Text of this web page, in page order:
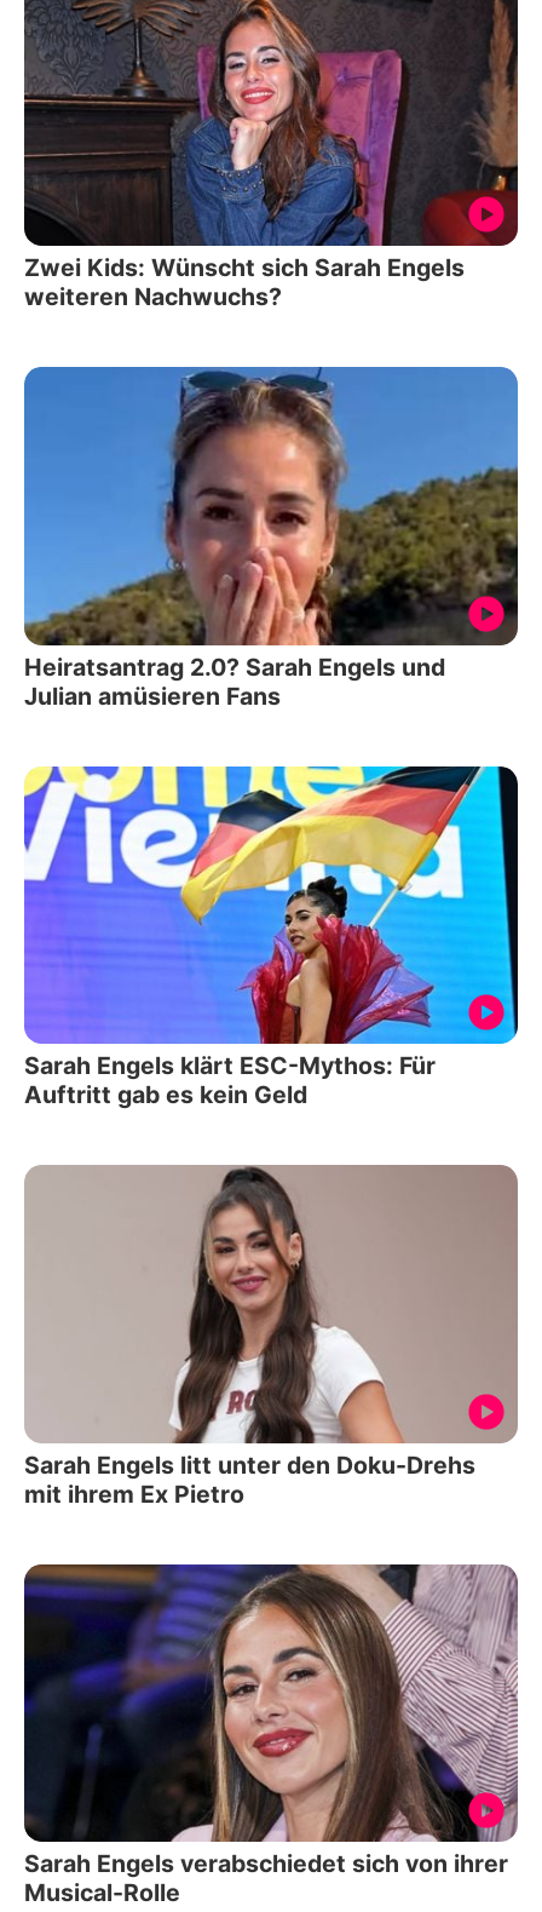
Zwei Kids: Wünscht sich Sarah Engels
weiteren Nachwuchs?
Heiratsantrag 2.0? Sarah Engels und
Julian amüsieren Fans
Sarah Engels klärt ESC-Mythos: Für
Auftritt gab es kein Geld
Sarah Engels litt unter den Doku-Drehs
mit ihrem Ex Pietro
Sarah Engels verabschiedet sich von ihrer
Musical-Rolle